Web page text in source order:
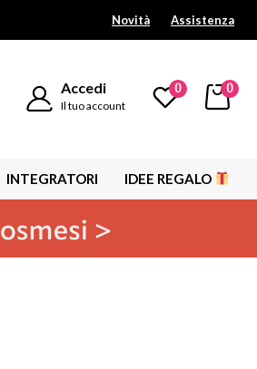
Novità Assistenza
Accedi
Il tuo account
0 0
INTEGRATORI IDEE REGALO